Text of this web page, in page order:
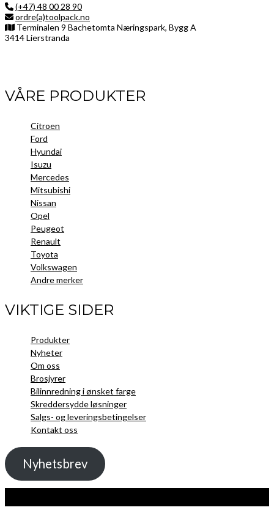
(+47) 48 00 28 90
ordre(a)toolpack.no
Terminalen 9 Bachetomta Næringspark, Bygg A
3414 Lierstranda
VÅRE PRODUKTER
Citroen
Ford
Hyundai
Isuzu
Mercedes
Mitsubishi
Nissan
Opel
Peugeot
Renault
Toyota
Volkswagen
Andre merker
VIKTIGE SIDER
Produkter
Nyheter
Om oss
Brosjyrer
Bilinnredning i ønsket farge
Skreddersydde løsninger
Salgs- og leveringsbetingelser
Kontakt oss
Nyhetsbrev